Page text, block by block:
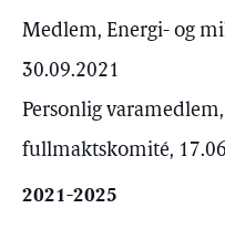
Medlem, Energi- og
30.09.2021
Personlig
fullmaktskomité,
2021-2025